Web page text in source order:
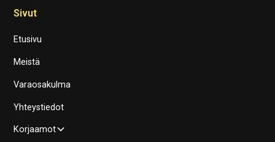
Sivut
Etusivu
Meistä
Varaosakulma
Yhteystiedot
Korjaamot